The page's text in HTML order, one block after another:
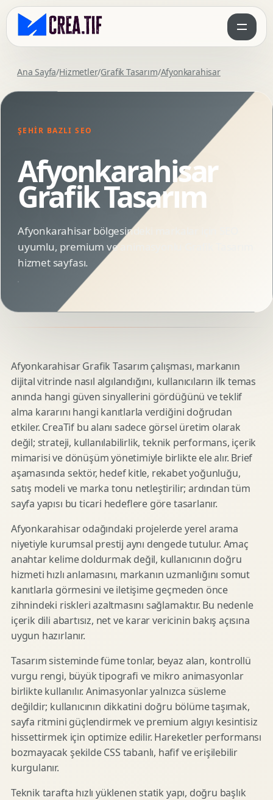
Ana Sayfa/Hizmetler/Grafik Tasarım/Afyonkarahisar
ŞEHIR BAZLI SEO
Afyonkarahisar
Grafik Tasarım
Afyonkarahisar bölgesindeki markalar için SEO
uyumlu, premium ve animasyonlu Grafik Tasarım
hizmet sayfası.
Afyonkarahisar Grafik Tasarım çalışması, markanın
dijital vitrinde nasıl algılandığını, kullanıcıların ilk temas
anında hangi güven sinyallerini gördüğünü ve teklif
alma kararını hangi kanıtlarla verdiğini doğrudan
etkiler. CreaTif bu alanı sadece görsel üretim olarak
değil; strateji, kullanılabilirlik, teknik performans, içerik
mimarisi ve dönüşüm yönetimiyle birlikte ele alır. Brief
aşamasında sektör, hedef kitle, rekabet yoğunluğu,
satış modeli ve marka tonu netleştirilir; ardından tüm
sayfa yapısı bu ticari hedeflere göre tasarlanır.
Afyonkarahisar odağındaki projelerde yerel arama
niyetiyle kurumsal prestij aynı dengede tutulur. Amaç
anahtar kelime doldurmak değil, kullanıcının doğru
hizmeti hızlı anlamasını, markanın uzmanlığını somut
kanıtlarla görmesini ve iletişime geçmeden önce
zihnindeki riskleri azaltmasını sağlamaktır. Bu nedenle
içerik dili abartısız, net ve karar vericinin bakış açısına
uygun hazırlanır.
Tasarım sisteminde füme tonlar, beyaz alan, kontrollü
vurgu rengi, büyük tipografi ve mikro animasyonlar
birlikte kullanılır. Animasyonlar yalnızca süsleme
değildir; kullanıcının dikkatini doğru bölüme taşımak,
sayfa ritmini güçlendirmek ve premium algıyı kesintisiz
hissettirmek için optimize edilir. Hareketler performansı
bozmayacak şekilde CSS tabanlı, hafif ve erişilebilir
kurgulanır.
Teknik tarafta hızlı yüklenen statik yapı, doğru başlık